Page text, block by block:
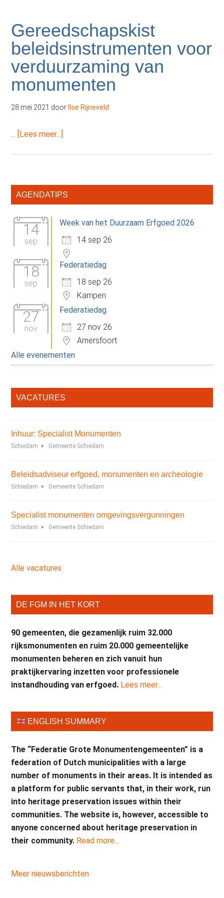
Gereedschapskist
beleidsinstrumenten voor
verduurzaming van
monumenten
28 mei 2021 door Ilse Rijneveld
… [Lees meer...]
van
monumenten
Primaire
AGENDATIPS
14
sep
Week van het Duurzaam Erfgoed 2026
14 sep 26
18
sep
Federatiedag
18 sep 26
Kampen
27
nov
Federatiedag
27 nov 26
Amersfoort
Alle evenementen
VACATURES
Inhuur: Specialist Monumenten
Schiedam Gemeente Schiedam
Beleidsadviseur erfgoed, monumenten en archeologie
Schiedam Gemeente Schiedam
Specialist monumenten omgevingsvergunningen
Schiedam Gemeente Schiedam
Alle vacatures
DE FGM IN HET KORT
90 gemeenten, die gezamenlijk ruim 32.000
rijksmonumenten en ruim 20.000 gemeentelijke
monumenten beheren en zich vanuit hun
praktijkervaring inzetten voor professionele
instandhouding van erfgoed. Lees meer...
ENGLISH SUMMARY
The “Federatie Grote Monumentengemeenten” is a
federation of Dutch municipalities with a large
number of monuments in their areas. It is intended as
a platform for public servants that, in their work, run
into heritage preservation issues within their
communities. The website is, however, accessible to
anyone concerned about heritage preservation in
their community. Read more...
Meer nieuwsberichten